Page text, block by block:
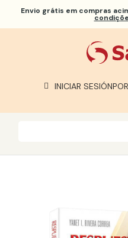
Envio grátis em compras
INICIAR SESIÓN
SOBRE NÓS